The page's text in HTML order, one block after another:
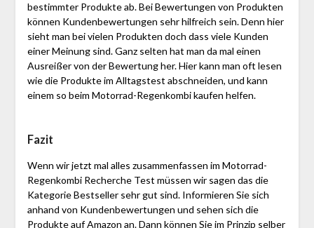
bestimmter Produkte ab. Bei Bewertungen von Produkten
können Kundenbewertungen sehr hilfreich sein. Denn hier
sieht man bei vielen Produkten doch dass viele Kunden
einer Meinung sind. Ganz selten hat man da mal einen
Ausreißer von der Bewertung her. Hier kann man oft lesen
wie die Produkte im Alltagstest abschneiden, und kann
einem so beim Motorrad-Regen­kombi kaufen helfen.
Fazit
Wenn wir jetzt mal alles zusammenfassen im Motorrad-
Regen­kombi Recherche Test müssen wir sagen das die
Kategorie Bestseller sehr gut sind. Informieren Sie sich
anhand von Kundenbewertungen und sehen sich die
Produkte auf Amazon an. Dann können Sie im Prinzip selber